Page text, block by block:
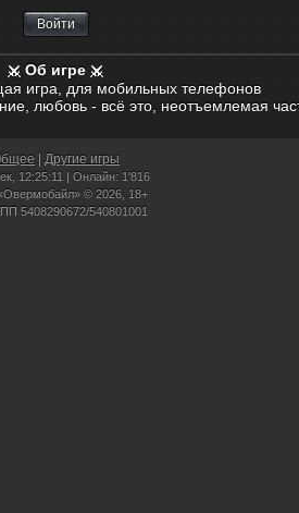
Войти
Об игре
игра, для мобильных телефонов
любовь - всё это, неотъемлемая
Другие игры
12:25:11 | Онлайн: 1'816
© 2026, 18+
5408290672/540801001